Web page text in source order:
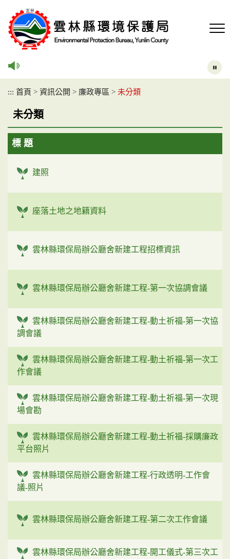
::: 首頁 > 資訊公開 > 廉政專區 > 未分類
未分類
標 題
建照
座落土地之地籍資料
雲林縣環保局辦公廳舍新建工程招標資訊
雲林縣環保局辦公廳舍新建工程-第一次協調會議
雲林縣環保局辦公廳舍新建工程-動土祈福-第一次協
調會議
雲林縣環保局辦公廳舍新建工程-動土祈福-第一次工
作會議
雲林縣環保局辦公廳舍新建工程-動土祈福-第一次現
場會勘
雲林縣環保局辦公廳舍新建工程-動土祈福-採購廉政
平台照片
雲林縣環保局辦公廳舍新建工程-行政透明-工作會
議-照片
雲林縣環保局辦公廳舍新建工程-第二次工作會議
雲林縣環保局辦公廳舍新建工程-開工儀式-第三次工